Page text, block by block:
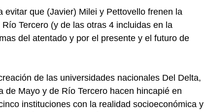
evitar que (Javier) Milei y Pettovello frenen la
Tercero (y de las otras 4 incluidas en la
del atentado y por el presente y el futuro de
de las universidades nacionales Del Delta,
de Mayo y de Río Tercero hacen hincapié en
instituciones con la realidad socioeconómica y